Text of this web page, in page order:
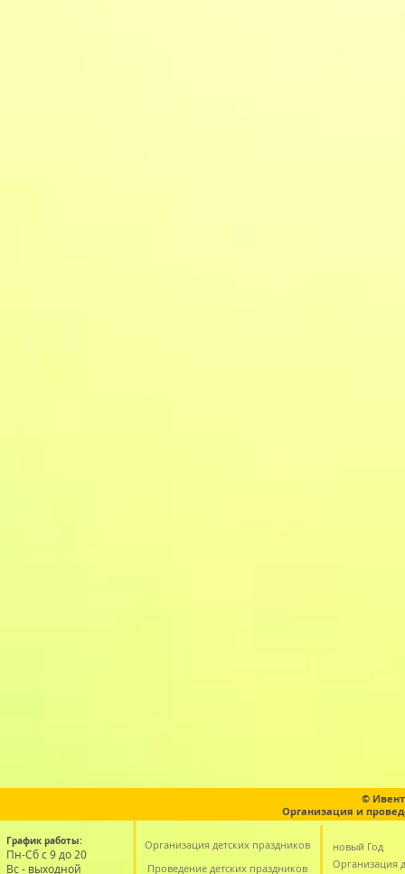
©
Организация и
График работы:
Пн-Сб с 9 до 20
Вс - выходной
Организация детских праздников
новый Год
Проведение детских праздников
Организация